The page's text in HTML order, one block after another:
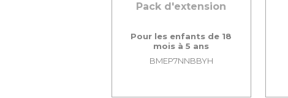
Pack d'extension
Pour les enfants de 18
mois à 5 ans
BMEP7NNBBYH